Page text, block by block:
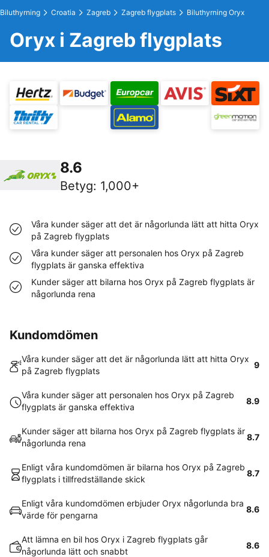
Biluthyrning Croatia Zagreb Zagreb flygplats Biluthyrning Oryx
Oryx i Zagreb flygplats
8.6
Betyg: 1,000+
Våra kunder säger att det är någorlunda lätt att hitta Oryx
på Zagreb flygplats
Våra kunder säger att personalen hos Oryx på Zagreb
flygplats är ganska effektiva
Kunder säger att bilarna hos Oryx på Zagreb flygplats är
någorlunda rena
Kundomdömen
Våra kunder säger att det är någorlunda lätt att hitta Oryx
på Zagreb flygplats
9
Våra kunder säger att personalen hos Oryx på Zagreb
flygplats är ganska effektiva
8.9
Kunder säger att bilarna hos Oryx på Zagreb flygplats är
någorlunda rena
8.7
Enligt våra kundomdömen är bilarna hos Oryx på Zagreb
flygplats i tillfredställande skick
8.7
Enligt våra kundomdömen erbjuder Oryx någorlunda bra
värde för pengarna
8.6
Att lämna en bil hos Oryx i Zagreb flygplats går
någorlunda lätt och snabbt
8.6